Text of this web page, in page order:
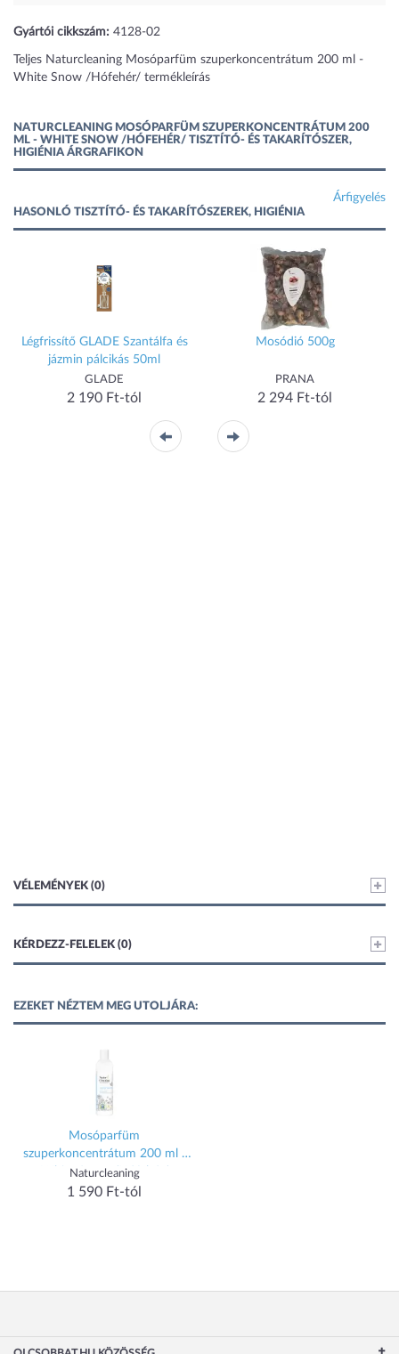
Gyártói cikkszám: 4128-02
Teljes Naturcleaning Mosóparfüm szuperkoncentrátum 200 ml -
White Snow /Hófehér/ termékleírás
NATURCLEANING MOSÓPARFÜM SZUPERKONCENTRÁTUM 200
ML - WHITE SNOW /HÓFEHÉR/ TISZTÍTÓ- ÉS TAKARÍTÓSZER,
HIGIÉNIA ÁRGRAFIKON
Árfigyelés
HASONLÓ TISZTÍTÓ- ÉS TAKARÍTÓSZEREK, HIGIÉNIA
Légfrissítő GLADE Szantálfa és
jázmin pálcikás 50ml
GLADE
2 190 Ft-tól
Mosódió 500g
PRANA
2 294 Ft-tól
VÉLEMÉNYEK (0)
KÉRDEZZ-FELELEK (0)
EZEKET NÉZTEM MEG UTOLJÁRA:
Mosóparfüm
szuperkoncentrátum 200 ml -
White Snow /Hófehér/
Naturcleaning
1 590 Ft-tól